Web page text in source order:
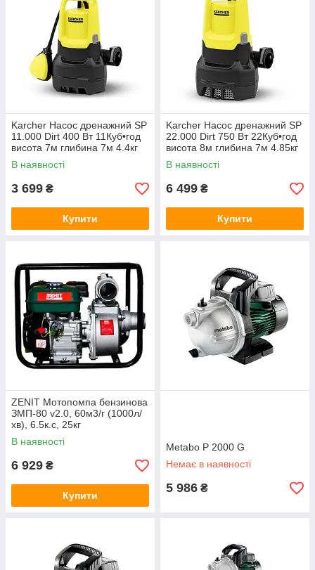
Karcher Насос дренажний SP
11.000 Dirt 400 Вт 11Куб•год
висота 7м глибина 7м 4.4кг
В наявності
3 699 ₴
Купити
Karcher Насос дренажний SP
22.000 Dirt 750 Вт 22Куб•год
висота 8м глибина 7м 4.85кг
В наявності
6 499 ₴
Купити
ZENIT Мотопомпа бензинова
ЗМП-80 v2.0, 60м3/г (1000л/
хв), 6.5к.с, 25кг
В наявності
6 929 ₴
Купити
Metabo P 2000 G
Немає в наявності
5 986 ₴